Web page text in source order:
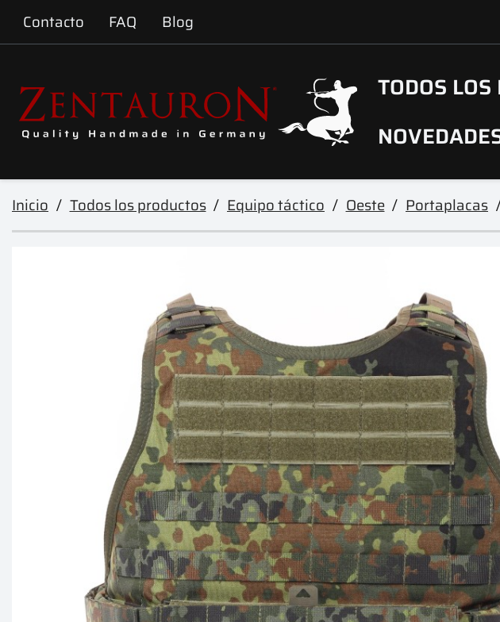
Contacto FAQ Blog
TODOS LOS
Inicio Todos los productos Equipo táctico Oeste Portaplacas